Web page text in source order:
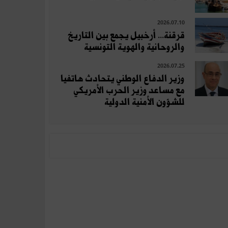
2026.07.10
قرقنة... أرخبيل يجمع بين التاريخ
والروحانية والهوية التونسية
2026.07.25
وزير الدفاع الوطني يتحادث هاتفيا
مع مساعد وزير الحرب الأمريكي
للشؤون الأمنية الدولية